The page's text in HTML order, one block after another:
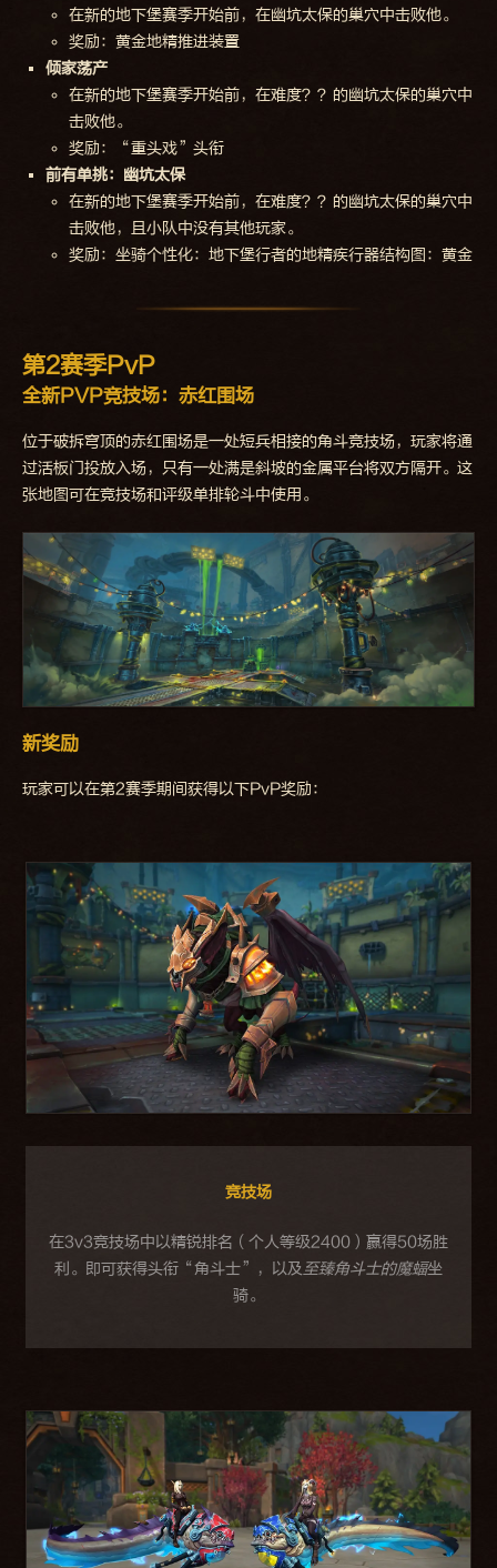
在新的地下堡赛季开始前，在幽坑太保的巢穴中击败他。
奖励：黄金地精推进装置
倾家荡产
在新的地下堡赛季开始前，在难度？？的幽坑太保的巢穴中
击败他。
奖励：“重头戏”头衔
前有单挑：幽坑太保
在新的地下堡赛季开始前，在难度？？的幽坑太保的巢穴中
击败他，且小队中没有其他玩家。
奖励：坐骑个性化：地下堡行者的地精疾行器结构图：黄金
第2赛季PvP
全新PVP竞技场：赤红围场
位于破拆穹顶的赤红围场是一处短兵相接的角斗竞技场，玩家将通
过活板门投放入场，只有一处满是斜坡的金属平台将双方隔开。这
张地图可在竞技场和评级单排轮斗中使用。
新奖励
玩家可以在第2赛季期间获得以下PvP奖励：
竞技场
在3v3竞技场中以精锐排名（个人等级2400）赢得50场胜
利。即可获得头衔“角斗士”，以及 至臻角斗士的魔蝠坐
骑。